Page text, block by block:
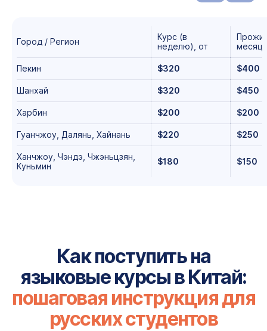
Город / Регион
Курс (в
неделю), от
Пекин $320 $400
Шанхай $320 $450
Харбин $200 $200
Гуанчжоу, Далянь, Хайнань $220 $250
Ханчжоу, Чэндэ, Чжэньцзян,
Куньмин
$180 $150
Как поступить на
языковые курсы в Китай:
пошаговая инструкциядля
русских студентов